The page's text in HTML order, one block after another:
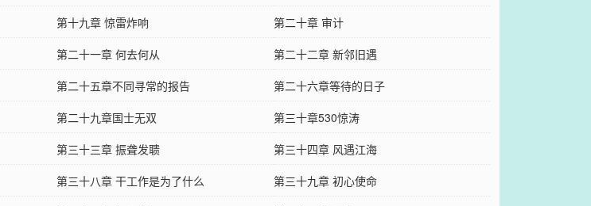
第十九章 惊雷炸响
第二十章 审计
第二十一章 何去何从
第二十二章 新邻旧遇
第二十五章不同寻常的报告
第二十六章等待的日子
第二十九章国士无双
第三十章530惊涛
第三十三章 振聋发聩
第三十四章 风遇江海
第三十八章 干工作是为了什么
第三十九章 初心使命